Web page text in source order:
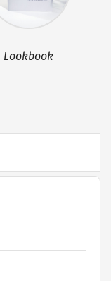
Geschenkgutschein